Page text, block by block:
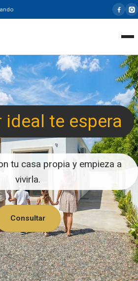
ideal te espera
tu casa propia y empieza a
vivirla.
Consultar